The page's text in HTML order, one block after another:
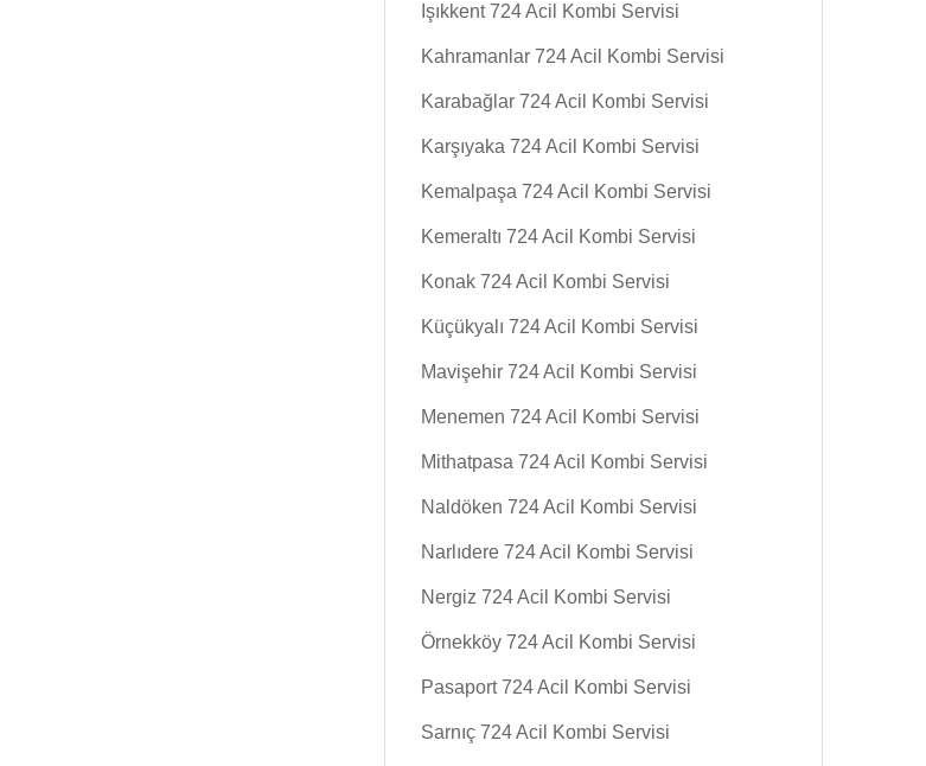
Işıkkent 724 Acil Kombi Servisi
Kahramanlar 724 Acil Kombi Servisi
Karabağlar 724 Acil Kombi Servisi
Karşıyaka 724 Acil Kombi Servisi
Kemalpaşa 724 Acil Kombi Servisi
Kemeraltı 724 Acil Kombi Servisi
Konak 724 Acil Kombi Servisi
Küçükyalı 724 Acil Kombi Servisi
Mavişehir 724 Acil Kombi Servisi
Menemen 724 Acil Kombi Servisi
Mithatpasa 724 Acil Kombi Servisi
Naldöken 724 Acil Kombi Servisi
Narlıdere 724 Acil Kombi Servisi
Nergiz 724 Acil Kombi Servisi
Örnekköy 724 Acil Kombi Servisi
Pasaport 724 Acil Kombi Servisi
Sarnıç 724 Acil Kombi Servisi